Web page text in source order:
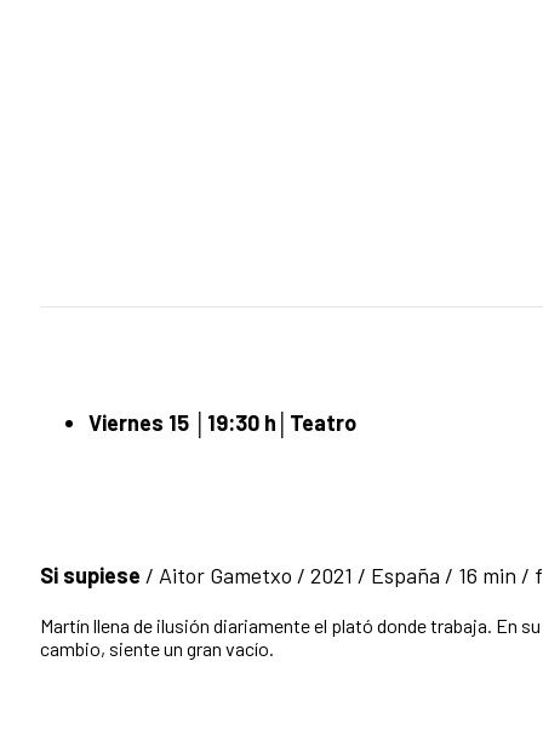
Viernes 15 │19:30 h│Teatro
Si supiese / Aitor Gametxo / 2021 / España / 16 min /
Martín llena de ilusión diariamente el plató donde trabaja. En
cambio, siente un gran vacío.